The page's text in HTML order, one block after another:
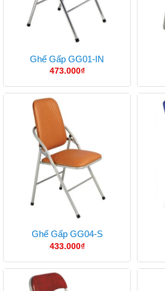
Ghế Gấp GG01-IN
473.000₫
Ghế Gấp GG04-S
433.000₫